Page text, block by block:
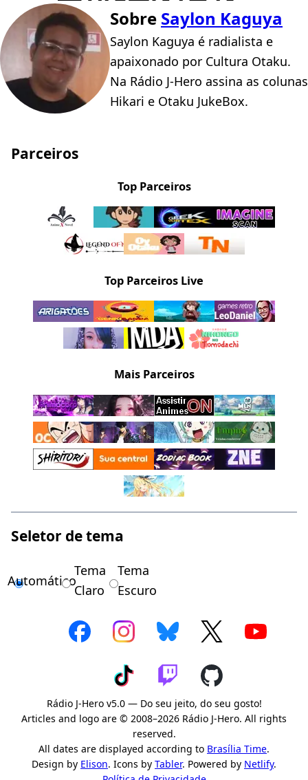
Sobre Saylon Kaguya
Saylon Kaguya é radialista e
apaixonado por Cultura Otaku.
Na Rádio J-Hero assina as colunas
Hikari e Otaku JukeBox.
Parceiros
Top Parceiros
Top Parceiros Live
Mais Parceiros
Seletor de tema
Automático
Tema
Claro
Tema
Escuro
Rádio J-Hero v5.0 — Do seu jeito, do seu gosto!
Articles and logo are © 2008–2026 Rádio J-Hero. All rights
reserved.
All dates are displayed according to Brasília Time.
Design by Elison. Icons by Tabler. Powered by Netlify.